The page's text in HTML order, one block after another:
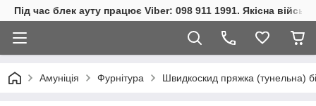
Під час блек ауту працює Viber: 098 911 1991. Якісна
Амуніція Фурнітура Швидкоскид пряжка (тунельна)